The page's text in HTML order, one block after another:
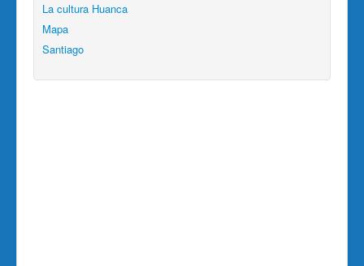
La cultura Huanca
Mapa
Santiago